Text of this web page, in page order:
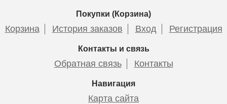
Покупки (Корзина)
Корзина История заказов Вход Регистрация
Контакты и связь
Обратная связь Контакты
Навигация
Карта сайта